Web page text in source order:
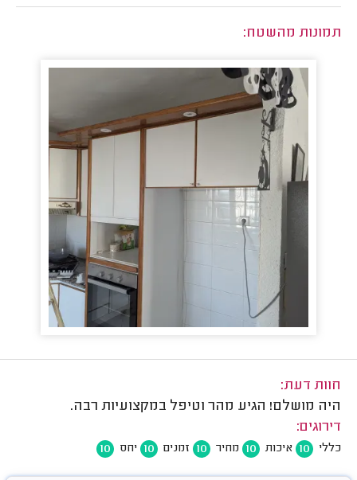
תמונות מהשטח:
חוות דעת:
היה מושלם! הגיע מהר וטיפל במקצועיות רבה.
דירוגים:
כללי 10 איכות 10 מחיר 10 זמנים 10 יחס 10